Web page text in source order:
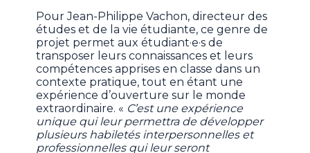
Pour Jean-Philippe Vachon, directeur des
études et de la vie étudiante, ce genre de
projet permet aux étudiant·e·s de
transposer leurs connaissances et leurs
compétences apprises en classe dans un
contexte pratique, tout en étant une
expérience d’ouverture sur le monde
extraordinaire. « C’est une expérience
unique qui leur permettra de développer
plusieurs habiletés interpersonnelles et
professionnelles qui leur seront